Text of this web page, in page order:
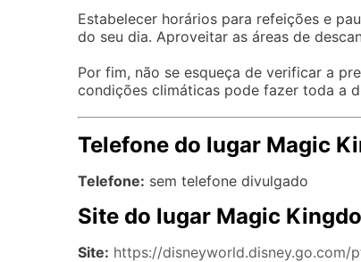
Estabelecer horários para refeições e
do seu dia. Aproveitar as áreas de
Por fim, não se esqueça de verificar a
condições climáticas pode fazer toda a
Telefone do lugar Magic
Telefone: sem telefone divulgado
Site do lugar Magic
Site: https://